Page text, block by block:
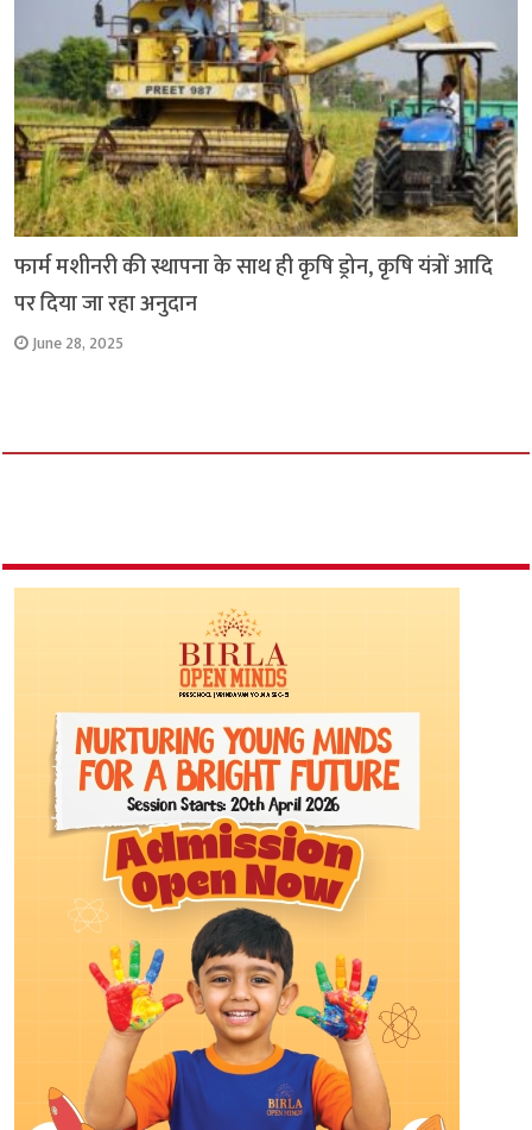
फार्म मशीनरी की स्थापना के साथ ही कृषि ड्रोन, कृषि यंत्रों आदि
पर दिया जा रहा अनुदान
June 28, 2025